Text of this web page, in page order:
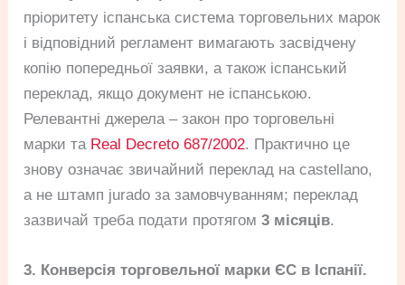
пріоритету іспанська система торговельних марок
і відповідний регламент вимагають засвідчену
копію попередньої заявки, а також іспанський
переклад, якщо документ не іспанською.
Релевантні джерела – закон про торговельні
марки та Real Decreto 687/2002. Практично це
знову означає звичайний переклад на castellano,
а не штамп jurado за замовчуванням; переклад
зазвичай треба подати протягом3 місяців.
3. Конверсія торговельної марки ЄС в Іспанії.